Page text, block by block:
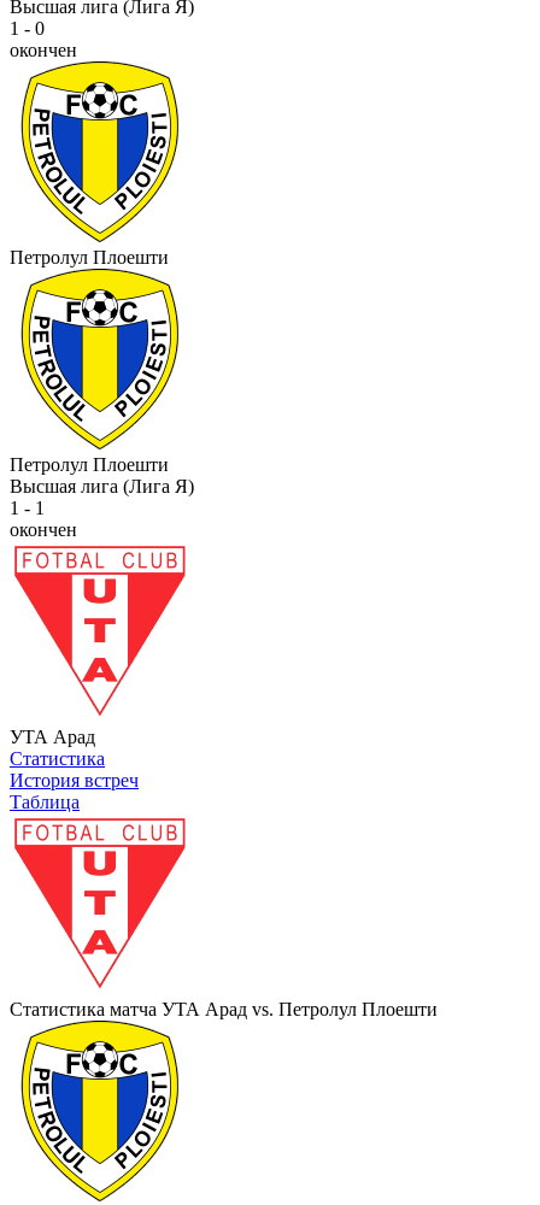
Высшая лига (Лига Я)
1 - 0
окончен
Петролул Плоешти
Петролул Плоешти
Высшая лига (Лига Я)
1 - 1
окончен
УТА Арад
Статистика
История встреч
Таблица
Статистика матча УТА Арад vs. Петролул Плоешти